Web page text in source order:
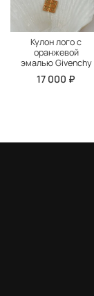
Кулон лого с
оранжевой
эмалью Givenchy
17 000 ₽